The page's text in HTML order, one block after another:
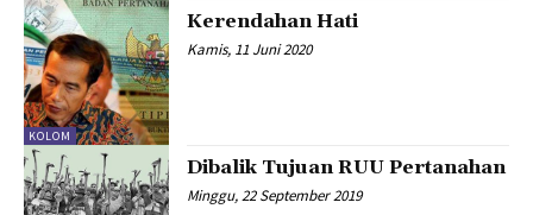
KOLOM
Kerendahan Hati
Kamis, 11 Juni 2020
Dibalik Tujuan RUU Pertanahan
Minggu, 22 September 2019